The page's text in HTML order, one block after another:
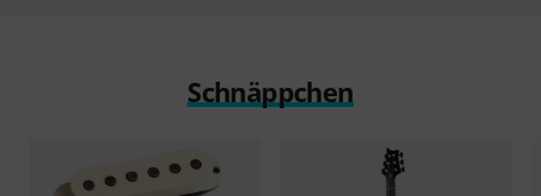
Schnäppchen